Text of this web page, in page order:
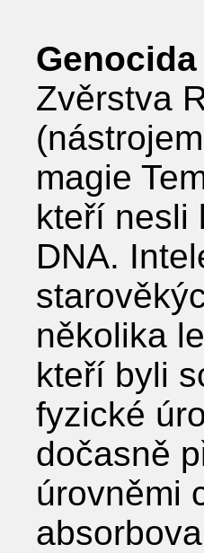
Zvěrstva
magie
kteří nesli
DNA.
několika
kteří byli
fyzické
dočasně
úrovněmi